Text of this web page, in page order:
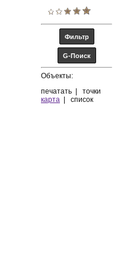
Объекты:
печатать
точки
карта
список